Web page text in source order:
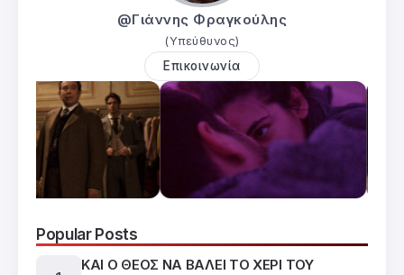
@Γιάννης Φραγκούλης
(Υπεύθυνος)
Επικοινωνία
Popular Posts
ΚΑΙ Ο ΘΕΟΣ ΝΑ ΒΑΛΕΙ ΤΟ ΧΕΡΙ ΤΟΥ